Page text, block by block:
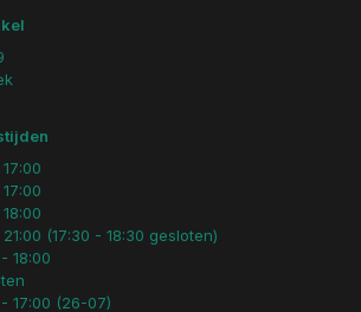
(17:30 - 18:30 gesloten)
18:00
17:00 (26-07)